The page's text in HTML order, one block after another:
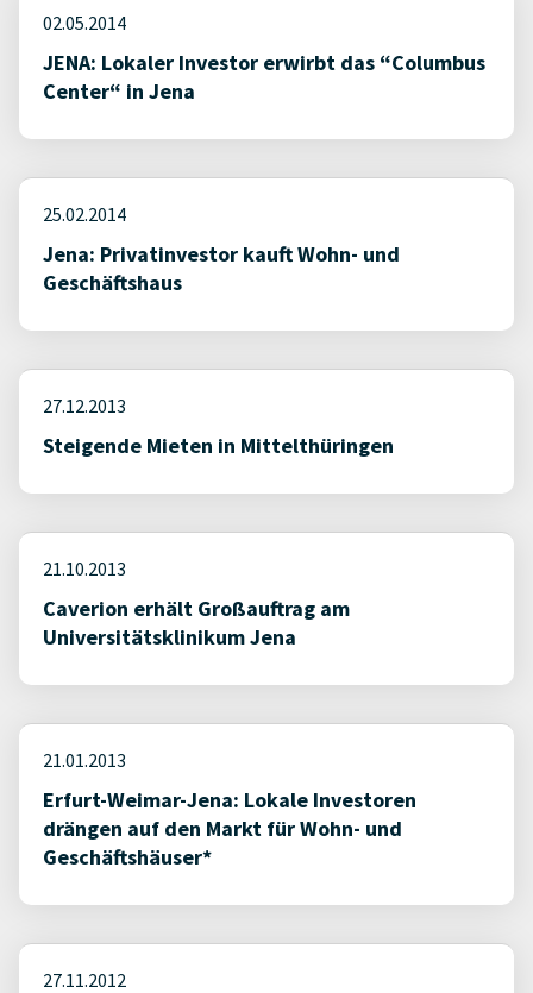
02.05.2014
JENA: Lokaler Investor erwirbt das “Columbus
Center“ in Jena
25.02.2014
Jena: Privatinvestor kauft Wohn- und
Geschäftshaus
27.12.2013
Steigende Mieten in Mittelthüringen
21.10.2013
Caverion erhält Großauftrag am
Universitätsklinikum Jena
21.01.2013
Erfurt-Weimar-Jena: Lokale Investoren
drängen auf den Markt für Wohn- und
Geschäftshäuser*
27.11.2012